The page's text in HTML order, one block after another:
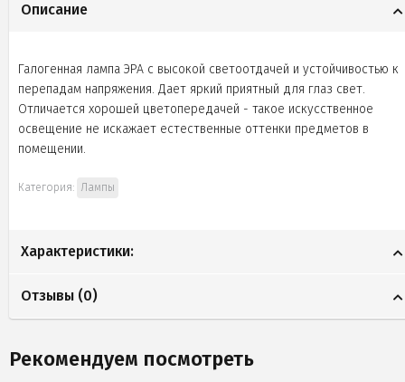
Описание
Галогенная лампа ЭРА с высокой светоотдачей и устойчивостью к
перепадам напряжения. Дает яркий приятный для глаз свет.
Отличается хорошей цветопередачей - такое искусственное
освещение не искажает естественные оттенки предметов в
помещении.
Категория: Лампы
Характеристики:
Отзывы (0)
Рекомендуем посмотреть